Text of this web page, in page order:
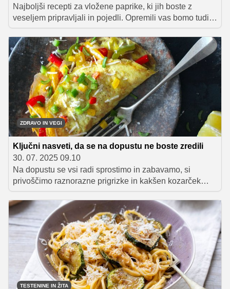
Najboljši recepti za vložene paprike, ki jih boste z
veseljem pripravljali in pojedli. Opremili vas bomo tudi z
nasveti za popolno hrustljavost in ohranjanje okusa.
ZDRAVO IN VEGI
Ključni nasveti, da se na dopustu ne boste zredili
30. 07. 2025 09.10
Na dopustu se vsi radi sprostimo in zabavamo, si
privoščimo raznorazne prigrizke in kakšen kozarček
alkohola več, s tem pa pridelamo tudi kakšen kilogram
preveč in slabše počutje ter zdravje. Preverite, kako se
lahko temu izognete.
TESTENINE IN ŽITA